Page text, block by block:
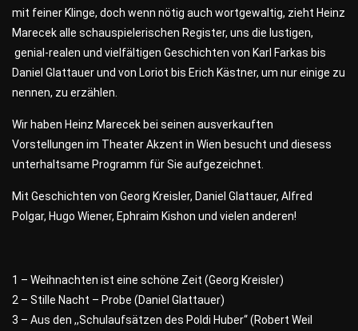
mit feiner Klinge, doch wenn nötig auch wortgewaltig, zieht Heinz
Marecek alle schauspielerischen Register, uns die lustigen,
genial-realen und vielfältigen Geschichten von Karl Farkas bis
Daniel Glattauer und von Loriot bis Erich Kästner, um nur einige zu
nennen, zu erzählen.
Wir haben Heinz Marecek bei seinen ausverkauften
Vorstellungen im Theater Akzent in Wien besucht und diesess
unterhaltsame Programm für Sie aufgezeichnet.
Mit Geschichten von Georg Kreisler, Daniel Glattauer, Alfred
Polgar, Hugo Wiener, Ephraim Kishon und vielen anderen!
1 – Weihnachten ist eine schöne Zeit (Georg Kreisler)
2 – Stille Nacht – Probe (Daniel Glattauer)
3 – Aus den ,,Schulaufsätzen des Poldi Huber“ (Robert Weil